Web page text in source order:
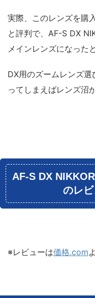
実際、このレンズを購
と評判で、AF-S DX
メインレンズになった
DX用のズームレンズ
ってしまえばレンズ沼
AF-S DX
のレ
※レビューは価格.com